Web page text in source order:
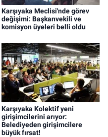
Karşıyaka Meclisi'nde görev
değişimi: Başkanvekili ve
komisyon üyeleri belli oldu
Karşıyaka Kolektif yeni
girişimcilerini arıyor:
Belediyeden girişimcilere
büyük fırsat!